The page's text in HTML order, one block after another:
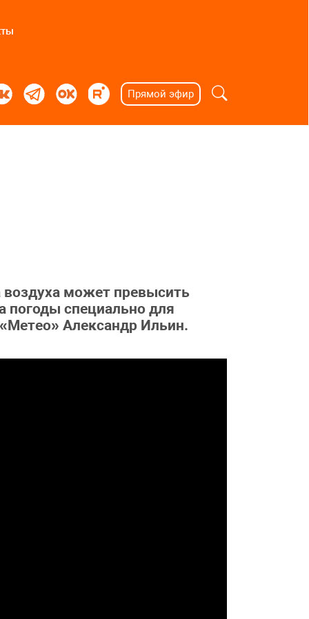
Прямой эфир
воздуха может превысить
погоды специально для
Александр Ильин.